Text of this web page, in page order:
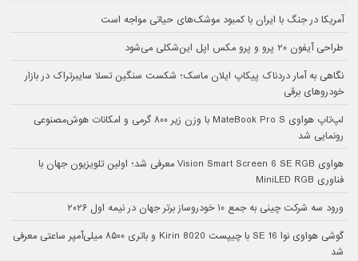
آمریکا در جنگ با ایران با کمبود موشک‌های حیاتی مواجه است
طراحی آیفون ۲۰ پرو و پرو مکس اپل این‌شکلی می‌شود
نگاهی به آمار دردناک پیکاپ ایلان ماسک؛ شکست سنگین تسلا سایبرتراک در بازار
خودروهای برقی
لپ‌تاپ هواوی MateBook Pro S با وزن زیر ۸۰۰ گرمی و امکانات هوش‌مصنوعی
رونمایی شد
هواوی Vision Smart Screen 6 SE RGB معرفی شد؛ اولین تلویزیون جهان با
فناوری MiniLED RGB
ورود سه شرکت چینی به جمع ۱۰ خودروساز برتر جهان در نیمه اول ۲۰۲۶
گوشی هواوی نوا 16 SE با چیپست Kirin 8020 و باتری ۸۵۰۰ میلی‌آمپر ساعتی معرفی
شد